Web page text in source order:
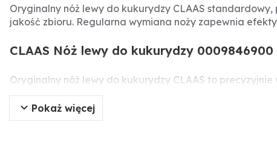
Oryginalny nóż lewy do kukurydzy CLAAS
jakość zbioru. Regularna wymiana noży zapewnia
CLAAS Nóż lewy do kukurydzy
Oryginalny nóż lewy do kukurydzy CLAAS to
łodyg kukurydzy podczas zbioru, co zapewnia
uzyskania optymalnej jakości zbioru i ograniczenia
Pokaż więcej